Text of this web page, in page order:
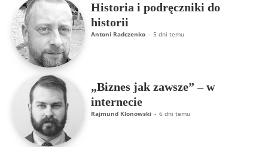
Historia i podręczniki do
historii
Antoni Radczenko - 5 dni temu
„Biznes jak zawsze” – w
internecie
Rajmund Klonowski - 6 dni temu